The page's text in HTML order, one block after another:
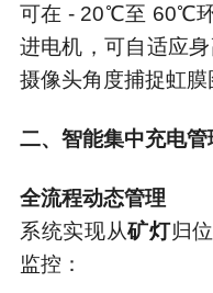
可在 - 20℃至 60℃
进电机，可自适应
摄像头角度捕捉虹膜
二、智能集中充电
全流程动态管理
系统实现从矿灯归
监控：